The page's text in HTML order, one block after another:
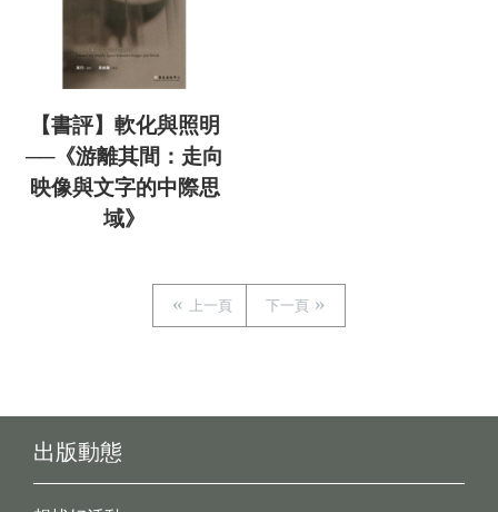
【書評】軟化與照明
──《游離其間：走向
映像與文字的中際思
域》
上一頁 下一頁
出版動態